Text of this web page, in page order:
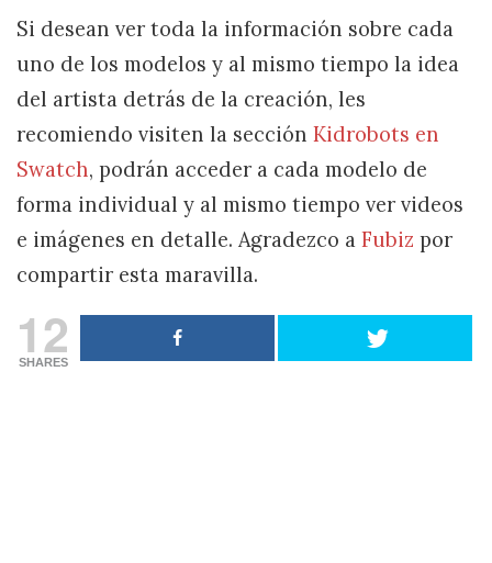
Si desean ver toda la información sobre cada
uno de los modelos y al mismo tiempo la idea
del artista detrás de la creación, les
recomiendo visiten la sección Kidrobots en
Swatch, podrán acceder a cada modelo de
forma individual y al mismo tiempo ver videos
e imágenes en detalle. Agradezco a Fubiz por
compartir esta maravilla.
12
SHARES